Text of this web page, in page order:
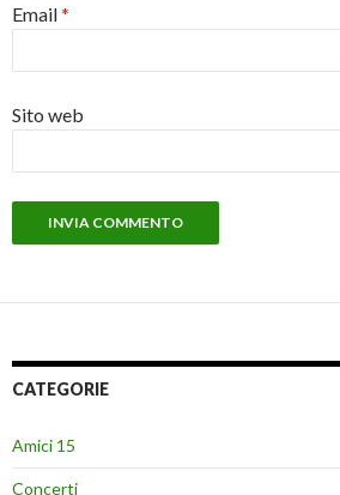
Email*
Sito web
CATEGORIE
Amici 15
Concerti